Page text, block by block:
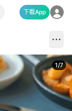
下載App
1/7